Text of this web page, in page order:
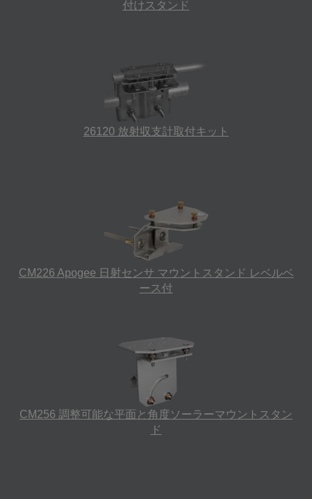
付けスタンド
26120 放射収支計取付キット
CM226 Apogee 日射センサ マウントスタンド レベルベ
ース付
CM256 調整可能な平面と角度ソーラーマウントスタン
ド